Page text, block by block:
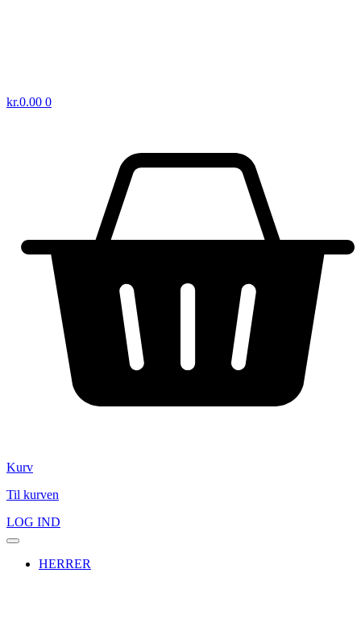
kr.0.00 0
Kurv
Til kurven
LOG IND
HERRER